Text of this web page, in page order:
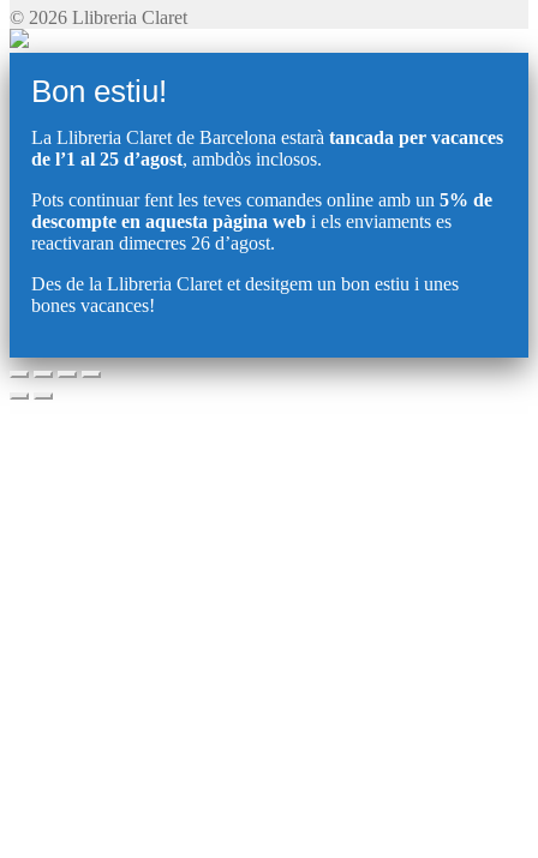
© 2026 Llibreria Claret
Bon estiu!
La Llibreria Claret de Barcelona estarà tancada per vacances
de l’1 al 25 d’agost, ambdòs inclosos.
Pots continuar fent les teves comandes online amb un 5% de
descompte en aquesta pàgina web i els enviaments es
reactivaran dimecres 26 d’agost.
Des de la Llibreria Claret et desitgem un bon estiu i unes
bones vacances!